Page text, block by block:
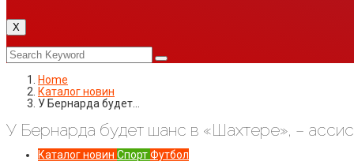
X
Home
Каталог новин
У Бернарда будет…
У Бернарда будет шанс в «Шахтере», –
Каталог новин СпортФутбол